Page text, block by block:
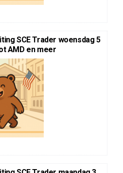
SCE Trader woensdag 5
AMD en meer